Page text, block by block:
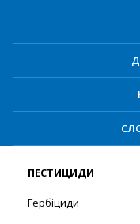
ПЕСТИЦИДИ
Гербіциди